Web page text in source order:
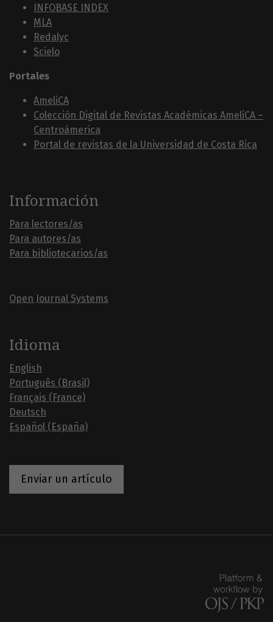
INFOBASE INDEX
MLA
Redalyc
Scielo
Portales
AmeliCA
Colección Digital de Revistas Académicas AmeliCA –
Centroámerica
Portal de revistas de la Universidad de Costa Rica
Información
Para lectores/as
Para autores/as
Para bibliotecarios/as
Open Journal Systems
Idioma
English
Português (Brasil)
Français (France)
Deutsch
Español (España)
Enviar un artículo